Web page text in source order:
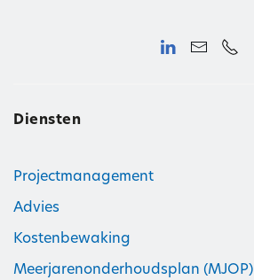
Diensten
Projectmanagement
Advies
Kostenbewaking
Meerjarenonderhoudsplan (MJOP)